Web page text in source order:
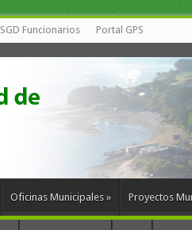
SGD Funcionarios Portal GPS
Oficinas Municipales » Proyectos